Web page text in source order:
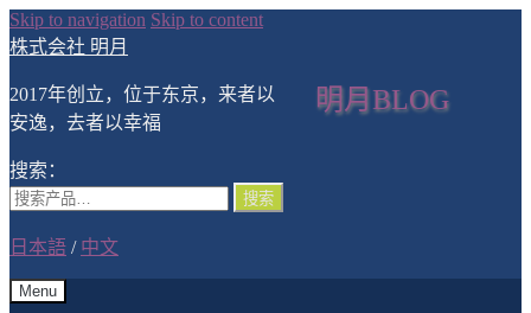
Skip to navigation Skip to content
株式会社 明月
明月BLOG
2017年创立，位于东京，来者以
安逸，去者以幸福
搜索：
搜索
日本語 / 中文
Menu